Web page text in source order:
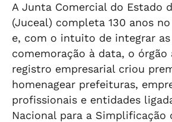
A Junta Comercial do Estado
(Juceal) completa 130 anos
e, com o intuito de integrar as
comemoração à data, o órgão
registro empresarial criou
homenagear prefeituras,
profissionais e entidades
Nacional para a Simplificação